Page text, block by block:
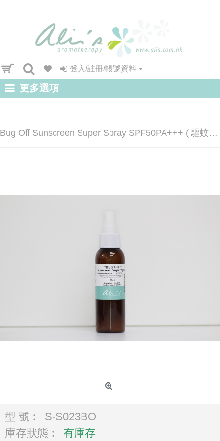
登入/註冊/帳號資料
更多選項
Bug Off Sunscreen Super Spray SPF50PA+++ ( 驅蚊防曨噴霧)
型 號︰
S-S023BO
庫存狀態︰
有庫存